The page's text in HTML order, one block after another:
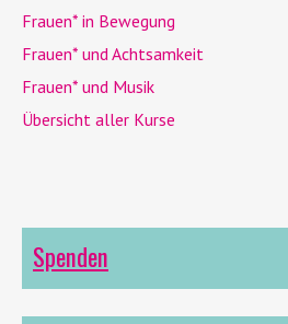
Frauen* in Bewegung
Frauen* und Achtsamkeit
Frauen* und Musik
Übersicht aller Kurse
Spenden